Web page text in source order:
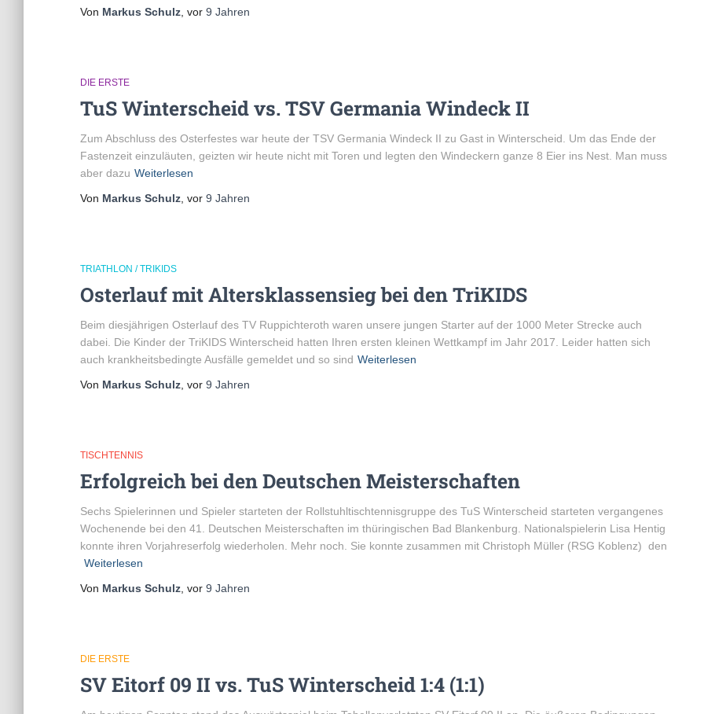
Von Markus Schulz , vor 9 Jahren
DIE ERSTE
TuS Winterscheid vs. TSV Germania Windeck II
Zum Abschluss des Osterfestes war heute der TSV Germania Windeck II zu Gast in Winterscheid. Um das Ende der
Fastenzeit einzuläuten, geizten wir heute nicht mit Toren und legten den Windeckern ganze 8 Eier ins Nest. Man muss
aber dazu Weiterlesen
Von Markus Schulz , vor 9 Jahren
TRIATHLON / TRIKIDS
Osterlauf mit Altersklassensieg bei den TriKIDS
Beim diesjährigen Osterlauf des TV Ruppichteroth waren unsere jungen Starter auf der 1000 Meter Strecke auch
dabei. Die Kinder der TriKIDS Winterscheid hatten Ihren ersten kleinen Wettkampf im Jahr 2017. Leider hatten sich
auch krankheitsbedingte Ausfälle gemeldet und so sind Weiterlesen
Von Markus Schulz , vor 9 Jahren
TISCHTENNIS
Erfolgreich bei den Deutschen Meisterschaften
Sechs Spielerinnen und Spieler starteten der Rollstuhltischtennisgruppe des TuS Winterscheid starteten vergangenes
Wochenende bei den 41. Deutschen Meisterschaften im thüringischen Bad Blankenburg. Nationalspielerin Lisa Hentig
konnte ihren Vorjahreserfolg wiederholen. Mehr noch. Sie konnte zusammen mit Christoph Müller (RSG Koblenz) den
Weiterlesen
Von Markus Schulz , vor 9 Jahren
DIE ERSTE
SV Eitorf 09 II vs. TuS Winterscheid 1:4 (1:1)